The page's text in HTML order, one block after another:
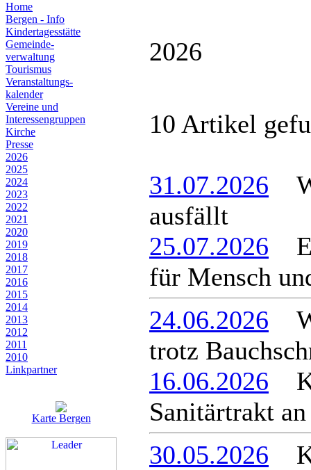
Home
Bergen - Info
Kindertagesstätte
Gemeinde-
verwaltung
Tourismus
Veranstaltungs-
kalender
Vereine und
Interessen­gruppen
Kirche
Presse
2026
2025
2024
2023
2022
2021
2020
2019
2018
2017
2016
2015
2014
2013
2012
2011
2010
Linkpartner
Karte Bergen
2026
10 Artikel
31.07.2026
ausfällt
25.07.2026
für Mensch
24.06.2026
trotz
16.06.2026
Sanitärtrakt
30.05.2026